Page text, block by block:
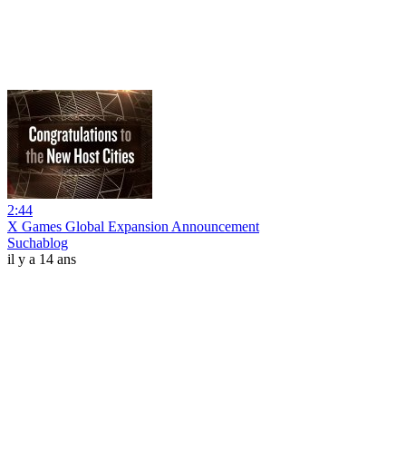
2:44
X Games Global Expansion Announcement
Suchablog
il y a 14 ans